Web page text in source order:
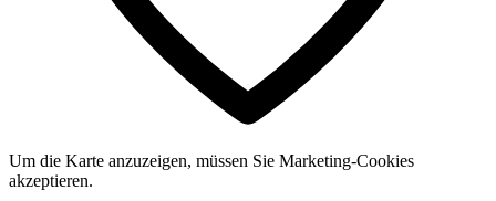
Um die Karte anzuzeigen, müssen Sie Marketing-Cookies
akzeptieren.